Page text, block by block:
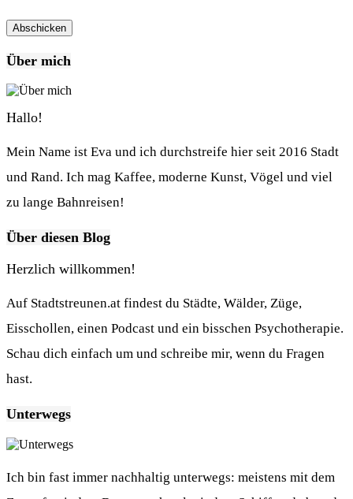
Über mich
Hallo!
Mein Name ist Eva und ich durchstreife hier seit 2016 Stadt
und Rand. Ich mag Kaffee, moderne Kunst, Vögel und viel
zu lange Bahnreisen!
Über diesen Blog
Herzlich willkommen!
Auf Stadtstreunen.at findest du Städte, Wälder, Züge,
Eisschollen, einen Podcast und ein bisschen Psychotherapie.
Schau dich einfach um und schreibe mir, wenn du Fragen
hast.
Unterwegs
Ich bin fast immer nachhaltig unterwegs: meistens mit dem